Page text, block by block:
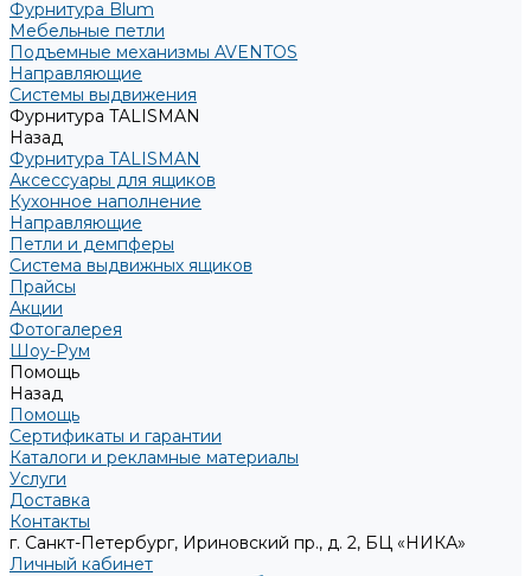
Фурнитура Blum
Мебельные петли
Подъемные механизмы AVENTOS
Направляющие
Системы выдвижения
Фурнитура TALISMAN
Назад
Фурнитура TALISMAN
Аксессуары для ящиков
Кухонное наполнение
Направляющие
Петли и демпферы
Система выдвижных ящиков
Прайсы
Акции
Фотогалерея
Шоу-Рум
Помощь
Назад
Помощь
Сертификаты и гарантии
Каталоги и рекламные материалы
Услуги
Доставка
Контакты
г. Санкт-Петербург, Ириновский пр., д. 2, БЦ «НИКА»
Личный кабинет